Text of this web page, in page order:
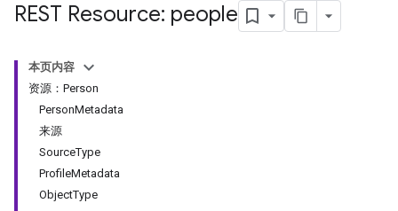
REST Resource: people
本页内容
资源：Person
PersonMetadata
来源
SourceType
ProfileMetadata
ObjectType